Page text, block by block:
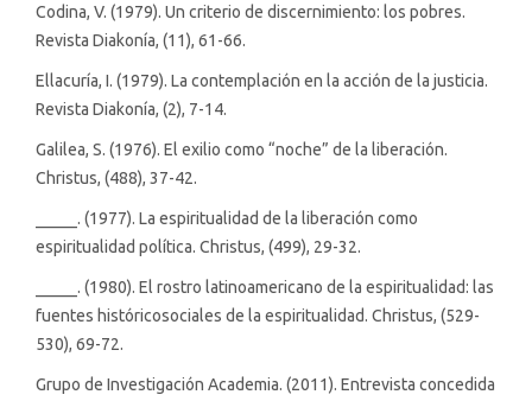
Codina, V. (1979). Un criterio de discernimiento: los pobres.
Revista Diakonía, (11), 61-66.
Ellacuría, I. (1979). La contemplación en la acción de la justicia.
Revista Diakonía, (2), 7-14.
Galilea, S. (1976). El exilio como “noche” de la liberación.
Christus, (488), 37-42.
_____. (1977). La espiritualidad de la liberación como
espiritualidad política. Christus, (499), 29-32.
_____. (1980). El rostro latinoamericano de la espiritualidad: las
fuentes históricosociales de la espiritualidad. Christus, (529-
530), 69-72.
Grupo de Investigación Academia. (2011). Entrevista concedida